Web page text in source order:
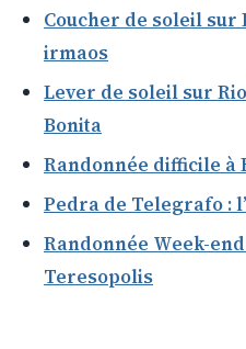
Coucher de soleil sur
irmaos
Lever de soleil sur
Bonita
Randonnée difficile à
Pedra de Telegrafo :
Randonnée Week-
Teresopolis